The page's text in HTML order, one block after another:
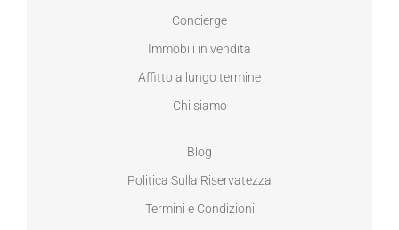
Concierge
Immobili in vendita
Affitto a lungo termine
Chi siamo
Blog
Politica Sulla Riservatezza
Termini e Condizioni